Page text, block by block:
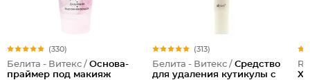
(330)
Белита - Витекс / Основа-
праймер под макияж
(313)
Белита - Витекс / Средство
для удаления кутикулы с